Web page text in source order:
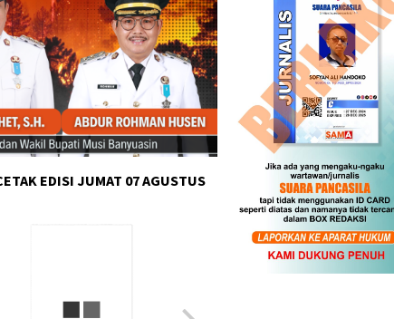
EDISI JUMAT 07 AGUSTUS